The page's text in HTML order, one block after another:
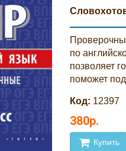
по
позволяет
поможет
Код: 12397
380р.
Купить